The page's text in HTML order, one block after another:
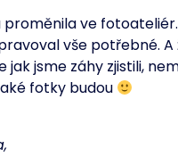
ve
vše potřebné. A
jak jsme záhy zjistili,
fotky budou